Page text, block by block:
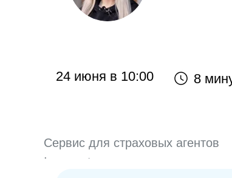
8
24 июня в 10:00
Сервис для страховых агентов
Inssmart